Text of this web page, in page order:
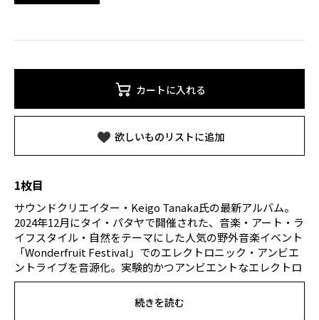
カートに入れる
欲しいものリストに追加
1枚目
サウンドクリエイター・Keigo Tanaka氏の最新アルバム。
2024年12月にタイ・パタヤで開催された、音楽・アート・ラ
イフスタイル・自然をテーマにした人気の野外音楽イベント
「Wonderfruit Festival」でのエレクトロニック・アンビエ
ントライブを音源化。実験的かつアンビエントなエレクトロ
ニックミュージックの新たな可能性を追求し、その枠を広げ
るような繊細な電子音に、美しいピアノが重なる楽曲が特徴
です。散りばめられた宇宙的なサウンドが、まるで異世界に
続きを読む